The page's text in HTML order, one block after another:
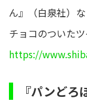
ん』（白泉社）
チョコのついたツ
https://
『パンどろ